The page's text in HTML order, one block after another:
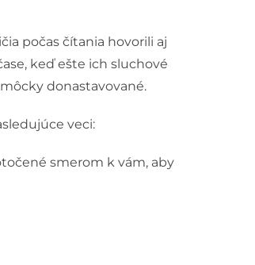
počas čítania hovorili aj
keď ešte ich sluchové
donastavované.
veci:
smerom k vám, aby